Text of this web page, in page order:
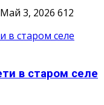
Май 3, 2026 612
в старом селе